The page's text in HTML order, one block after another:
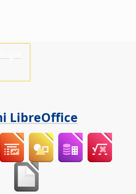
LibreOffice